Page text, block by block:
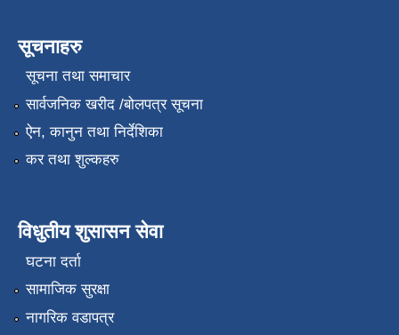
सूचनाहरु
सूचना तथा समाचार
सार्वजनिक खरीद /बोलपत्र सूचना
ऐन, कानुन तथा निर्देशिका
कर तथा शुल्कहरु
विधुतीय शुसासन सेवा
घटना दर्ता
सामाजिक सुरक्षा
नागरिक वडापत्र